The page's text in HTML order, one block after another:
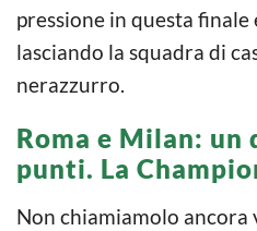
pressione in questa
lasciando la squadra di
nerazzurro.
Roma e Milan: un
punti. La
Non chiamiamolo ancora